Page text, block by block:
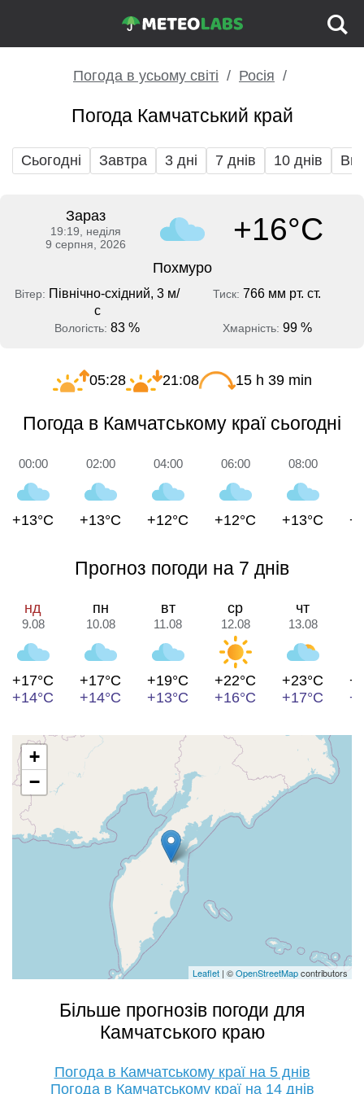
Погода в усьому світі Росія
Погода Камчатський край
Сьогодні Завтра 3 дні 7 днів 10 днів
Зараз
19:19, неділя
9 серпня, 2026
+16°C
Похмуро
Вітер: Північно-східний, 3 м/
с
Тиск: 766 мм рт. ст.
Вологість: 83 % Хмарність: 99 %
05:28 21:08 15 h 39 min
Погода в Камчатському краї сьогодні
00:00
+13°C
02:00
+13°C
04:00
+12°C
06:00
+12°C
08:00
+13°C
Прогноз погоди на 7 днів
нд
9.08
+17°C
+14°C
пн
10.08
+17°C
+14°C
вт
11.08
+19°C
+13°C
ср
12.08
+22°C
+16°C
чт
13.08
+23°C
+17°C
+
−
Leaflet | ©OpenStreetMapcontributors
Більше прогнозів погоди для
Камчатського краю
Погода в Камчатському краї на 5 днів
Погода в Камчатському краї на 14 днів